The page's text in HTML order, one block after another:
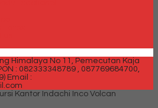
Himalaya No 11, Pemecutan Kaja
: 082333348789 , 087769684700,
Email :
Kantor Indachi Inco Volcan